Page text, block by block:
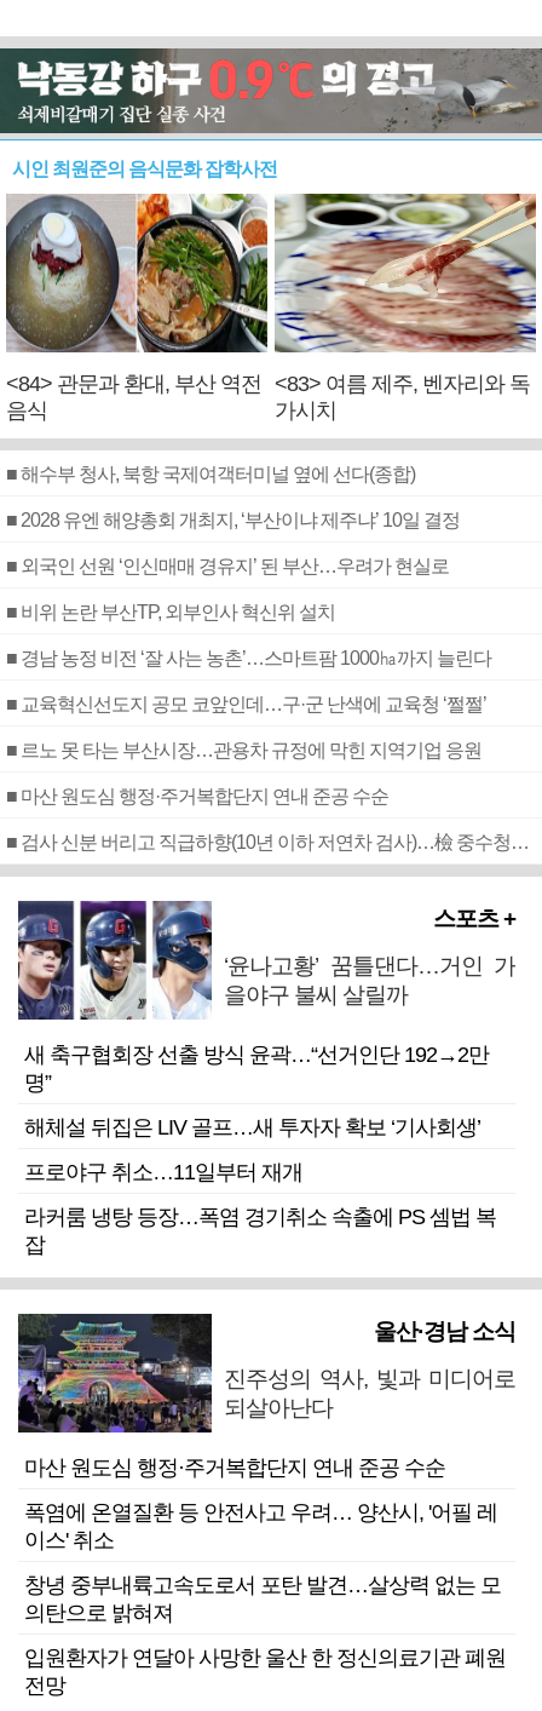
시인 최원준의 음식문화 잡학사전
<84> 관문과 환대, 부산 역전
음식
<83> 여름 제주, 벤자리와 독
가시치
■ 해수부 청사, 북항 국제여객터미널 옆에 선다(종합)
■ 2028 유엔 해양총회 개최지, ‘부산이냐 제주냐’ 10일 결정
■ 외국인 선원 ‘인신매매 경유지’ 된 부산…우려가 현실로
■ 비위 논란 부산TP, 외부인사 혁신위 설치
■ 경남 농정 비전 ‘잘 사는 농촌’…스마트팜 1000㏊까지 늘린다
■ 교육혁신선도지 공모 코앞인데…구·군 난색에 교육청 ‘쩔쩔’
■ 르노 못 타는 부산시장…관용차 규정에 막힌 지역기업 응원
■ 마산 원도심 행정·주거복합단지 연내 준공 수순
■ 검사 신분 버리고 직급하향(10년 이하 저연차 검사)…檢 중수청행 기피
스포츠 +
‘윤나고황’ 꿈틀댄다…거인 가
을야구 불씨 살릴까
새 축구협회장 선출 방식 윤곽…“선거인단 192→2만
명”
해체설 뒤집은 LIV 골프…새 투자자 확보 ‘기사회생’
프로야구 취소…11일부터 재개
라커룸 냉탕 등장…폭염 경기취소 속출에 PS 셈법 복
잡
울산·경남 소식
진주성의 역사, 빛과 미디어로
되살아난다
마산 원도심 행정·주거복합단지 연내 준공 수순
폭염에 온열질환 등 안전사고 우려… 양산시, '어필 레
이스' 취소
창녕 중부내륙고속도로서 포탄 발견…살상력 없는 모
의탄으로 밝혀져
입원환자가 연달아 사망한 울산 한 정신의료기관 폐원
전망